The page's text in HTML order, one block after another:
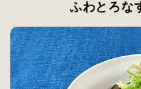
ふわとろな